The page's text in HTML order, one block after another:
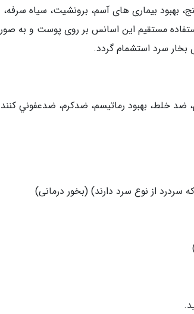
بهبود بیماری های آسم، برونشیت، سیاه
مستقیم این اسانس بر روی پوست و به
بخار سرد استشمام گردد.
ﺧﻠﻂ، بهبود رﻣﺎﺗﻴﺴﻢ، ﺿﺪﻛﺮم، ﺿﺪﻋﻔﻮﻧﻲ
سردرد از نوع سرد دارند) (بخور درمانی)